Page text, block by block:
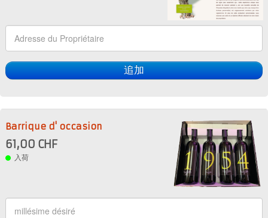
追加
Barrique d' occasion
61,00 CHF
入荷